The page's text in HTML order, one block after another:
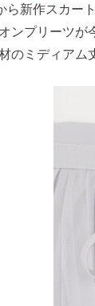
ら新作スカート
ンプリーツが
のミディアム